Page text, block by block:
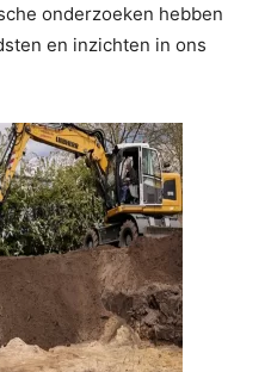
onderzoeken hebben
en inzichten in ons